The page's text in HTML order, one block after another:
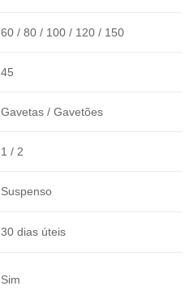
60 / 80 / 100 / 120 / 150
45
Gavetas / Gavetões
1 / 2
Suspenso
30 dias úteis
Sim